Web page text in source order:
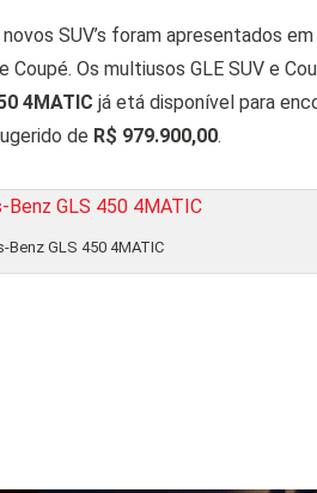
SUV’s foram apresentados
Coupé. Os multiusos GLE SUV e
4MATIC já etá disponível para
de R$ 979.900,00.
Benz GLS 450 4MATIC